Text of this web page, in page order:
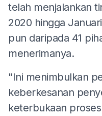
telah menjalankan
2020 hingga
pun daripada 41
menerimanya.
"Ini menimbulkan
keberkesanan
keterbukaan